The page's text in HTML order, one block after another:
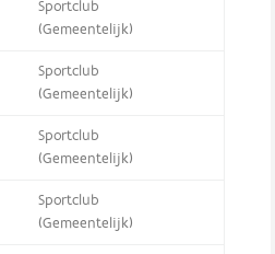
Sportclub
(Gemeentelijk)
Sportclub
(Gemeentelijk)
Sportclub
(Gemeentelijk)
Sportclub
(Gemeentelijk)